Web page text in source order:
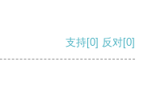
支持[0] 反对[0]